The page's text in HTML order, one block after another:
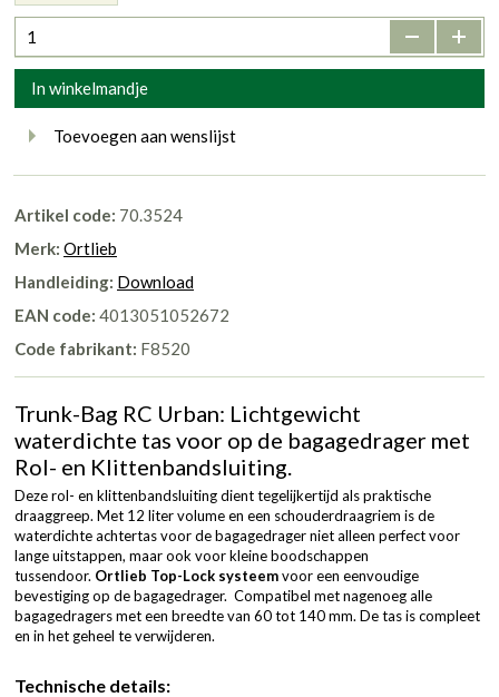
- +
In winkelmandje
Toevoegen aan wenslijst
Artikel code: 70.3524
Merk: Ortlieb
Handleiding: Download
EAN code: 4013051052672
Code fabrikant: F8520
Trunk-Bag RC Urban: Lichtgewicht
waterdichte tas voor op de bagagedrager met
Rol- en Klittenbandsluiting.
Deze rol- en klittenbandsluiting dient tegelijkertijd als praktische
draaggreep. Met 12 liter volume en een schouderdraagriem is de
waterdichte achtertas voor de bagagedrager niet alleen perfect voor
lange uitstappen, maar ook voor kleine boodschappen
tussendoor. Ortlieb Top-Lock systeemvoor een eenvoudige
bevestiging op de bagagedrager. Compatibel met nagenoeg alle
bagagedragers met een breedte van 60 tot 140 mm. De tas is compleet
en in het geheel te verwijderen.
Technische details: